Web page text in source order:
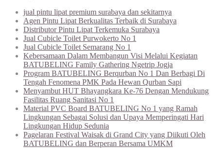
jual pintu lipat premium surabaya dan sekitarnya
Agen Pintu Lipat Berkualitas Terbaik di Surabaya
Distributor Pintu Lipat Terkemuka Surabaya
Jual Cubicle Toilet Purwokerto No 1
Jual Cubicle Toilet Semarang No 1
Kebersamaan Dalam Membangun Visi Melalui Kegiatan
BATUBELING Family Gathering Ngetrip Jogja
Program BATUBELING Berqurban No 1 Dan Berbagi Di
Tengah Fenomena PMK Pada Hewan Qurban Sapi
Menyambut HUT Bhayangkara Ke-76 Dengan Mendukung
Fasilitas Ruang Sanitasi No 1
Material PVC Board BATUBELING No 1 yang Ramah
Lingkungan Sebagai Solusi dan Upaya Memperingati Hari
Lingkungan Hidup Sedunia
Pagelaran Festival Waisak di Grand City yang Diikuti Oleh
BATUBELING dan Berperan Bersama UMKM